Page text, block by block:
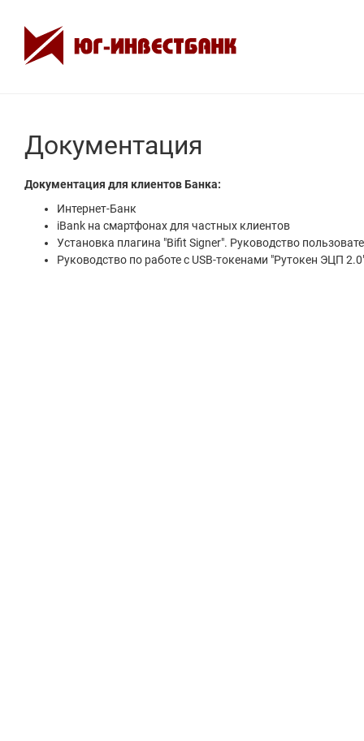
Документация
Документация для клиентов Банка:
Интернет-Банк
iBank на смартфонах для частных клиентов
Установка плагина "Bifit Signer". Руководство
Руководство по работе с USB-токенами "Рутокен ЭЦП